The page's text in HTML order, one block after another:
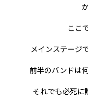
ここ
メインステージ
前半のバンドは
それでも必死に